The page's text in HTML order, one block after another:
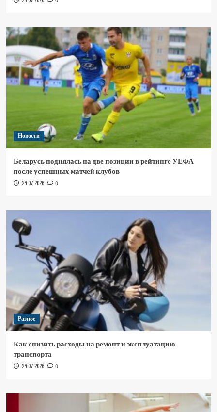
Новости
Беларусь поднялась на две позиции в рейтинге УЕФА
после успешных матчей клубов
24.07.2026 0
Разное
Как снизить расходы на ремонт и эксплуатацию
транспорта
24.07.2026 0